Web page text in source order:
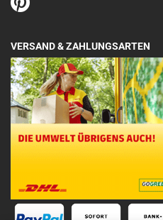
VERSAND & ZAHLUNGSARTEN